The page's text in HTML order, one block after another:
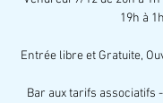
19h à
Entrée libre et Gratuite,
Bar aux tarifs associatifs